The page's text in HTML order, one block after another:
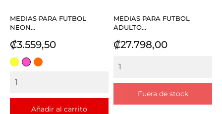
MEDIAS PARA FUTBOL
NEON...
Precio
₡3.559,50
AMARILLO
FUCSIANARANJA
Añadir al carrito
MEDIAS PARA FUTBOL
ADULTO...
Precio
₡27.798,00
Fuera de stock